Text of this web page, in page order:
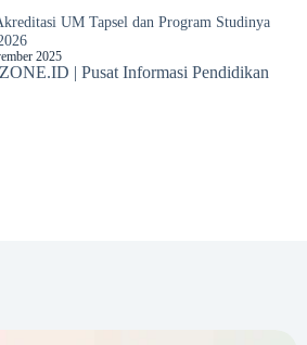
UM Tapsel dan Program Studinya
2025
| Pusat Informasi Pendidikan